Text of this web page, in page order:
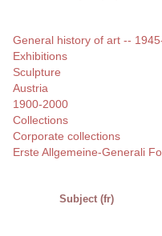
General history of art --
Exhibitions
Sculpture
Austria
1900-2000
Collections
Corporate collections
Erste Allgemeine-Generali
Subject (fr)